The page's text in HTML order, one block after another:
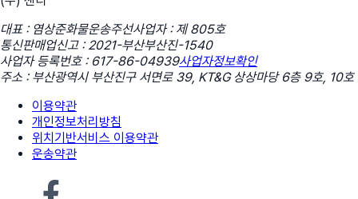
대표 : 염상준화물운송주선사업자 : 제 805호
통신판매업신고 : 2021-부산부산진-1540
사업자 등록번호 : 617-86-04939사업자정보확인
주소 : 부산광역시 부산진구 서면로 39, KT&G 상상마당 6층 9호, 10호
이용약관
개인정보처리방침
위치기반서비스 이용약관
운송약관